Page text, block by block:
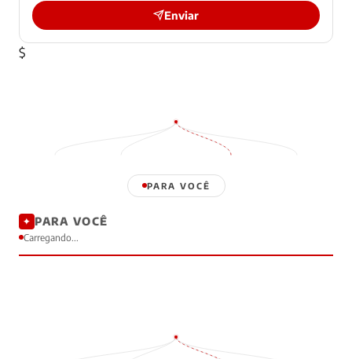
Enviar
$
PARA VOCÊ
✦ PARA VOCÊ
Carregando...